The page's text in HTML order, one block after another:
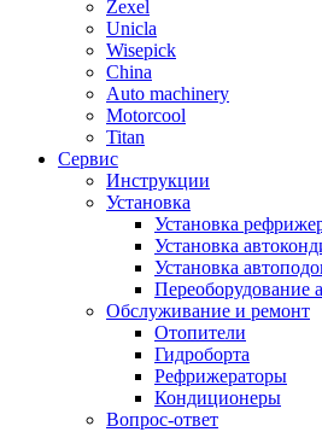
Zexel
Unicla
Wisepick
China
Auto machinery
Motorcool
Titan
Сервис
Инструкции
Установка
Установка
Установка
Установка
Переоборудование
Обслуживание и ремонт
Отопители
Гидроборта
Рефрижераторы
Кондиционеры
Вопрос-ответ